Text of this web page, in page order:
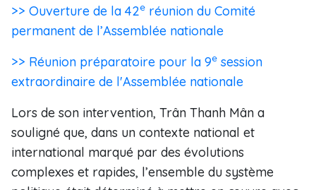
>> Ouverture de la 42e réunion du Comité
permanent de l’Assemblée nationale
>> Réunion préparatoire pour la 9e session
extraordinaire de l'Assemblée nationale
Lors de son intervention, Trân Thanh Mân a
souligné que, dans un contexte national et
international marqué par des évolutions
complexes et rapides, l’ensemble du système